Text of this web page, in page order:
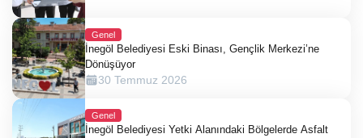
Genel
İnegöl Belediyesi Eski Binası, Gençlik Merkezi’ne
Dönüşüyor
30 Temmuz 2026
Genel
İnegöl Belediyesi Yetki Alanındaki Bölgelerde Asfalt